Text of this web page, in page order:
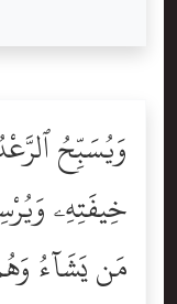
وَيُسَبِّحُ
خِيفَتِهِۦ
مَن يَشَآءُ